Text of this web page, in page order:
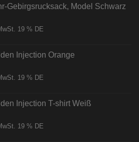
Gebirgsrucksack, Model Schwarz
19 % DE
Injection Orange
19 % DE
Injection T-shirt Weiß
19 % DE